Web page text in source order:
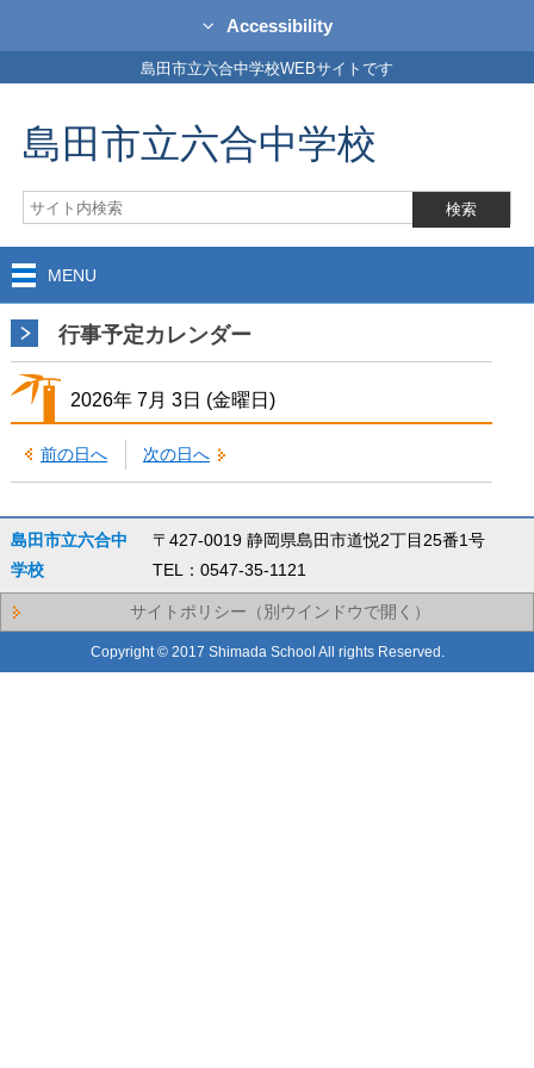
Accessibility
島田市立六合中学校WEBサイトです
島田市立六合中学校
MENU
行事予定カレンダー
2026年 7月 3日 (金曜日)
前の日へ 次の日へ
島田市立六合中
学校
〒427-0019 静岡県島田市道悦2丁目25番1号
TEL：0547-35-1121
サイトポリシー（別ウインドウで開く）
Copyright © 2017 Shimada School All rights Reserved.